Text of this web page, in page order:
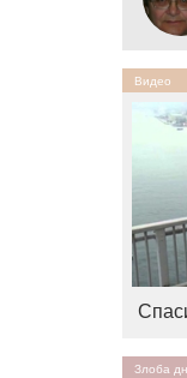
Видео
Злоба